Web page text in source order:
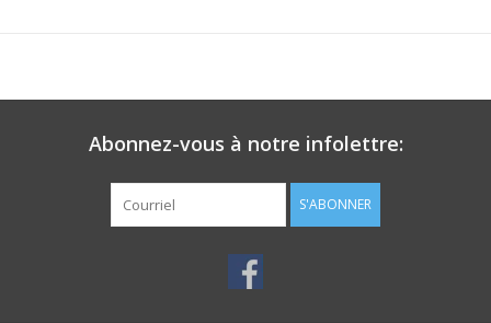
Abonnez-vous à notre infolettre:
S'ABONNER